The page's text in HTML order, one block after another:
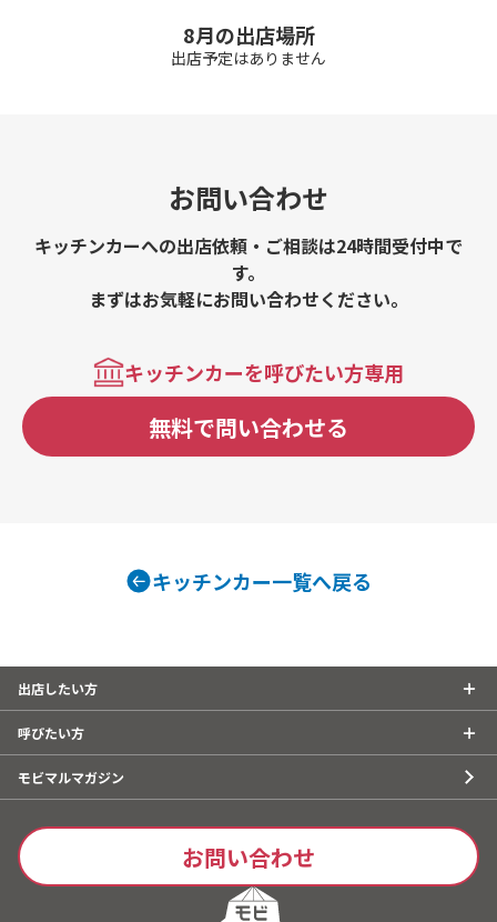
8月の出店場所
出店予定はありません
お問い合わせ
キッチンカーへの出店依頼・ご相談は24時間受付中で
す。
まずはお気軽にお問い合わせください。
キッチンカーを呼びたい方専用
無料で問い合わせる
キッチンカー一覧へ戻る
出店したい方
呼びたい方
モビマルマガジン
お問い合わせ